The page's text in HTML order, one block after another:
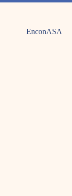
EnconASA